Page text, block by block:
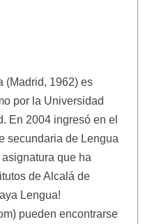
(Madrid, 1962) es
por la Universidad
En 2004 ingresó en el
secundaria de Lengua
que ha
de Alcalá de
Lengua!
pueden encontrarse